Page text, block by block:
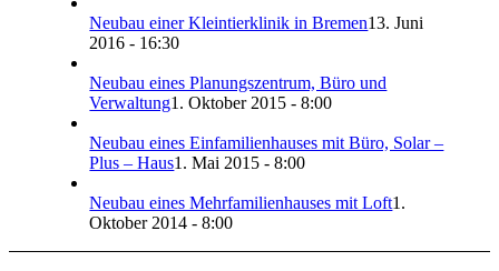
Neubau einer Kleintierklinik in Bremen13. Juni
2016 - 16:30
Neubau eines Planungszentrum, Büro und
Verwaltung1. Oktober 2015 - 8:00
Neubau eines Einfamilienhauses mit Büro, Solar –
Plus – Haus1. Mai 2015 - 8:00
Neubau eines Mehrfamilienhauses mit Loft1.
Oktober 2014 - 8:00